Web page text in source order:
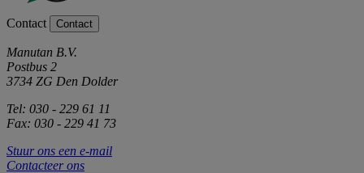
Contact Contact
Manutan B.V.
Postbus 2
3734 ZG Den Dolder
Tel: 030 - 229 61 11
Fax: 030 - 229 41 73
Stuur ons een e-mail
Contacteer ons